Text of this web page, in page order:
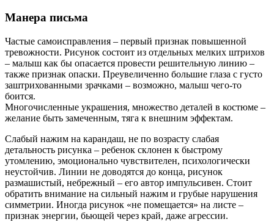
Манера письма
Частые самоисправления – первый признак повышенной
тревожности. Рисунок состоит из отдельных мелких штрихов
– малыш как бы опасается провести решительную линию –
также признак опаски. Преувеличенно большие глаза с густо
заштрихованными зрачками – возможно, малыш чего-то
боится.
Многочисленные украшения, множество деталей в костюме –
желание быть замеченным, тяга к внешним эффектам.
Слабый нажим на карандаш, не по возрасту слабая
детальность рисунка – ребенок склонен к быстрому
утомлению, эмоционально чувствителен, психологически
неустойчив. Линии не доводятся до конца, рисунок
размашистый, небрежный – его автор импульсивен. Стоит
обратить внимание на сильный нажим и грубые нарушения
симметрии. Иногда рисунок «не помещается» на листе –
признак энергии, бьющей через край, даже агрессии.